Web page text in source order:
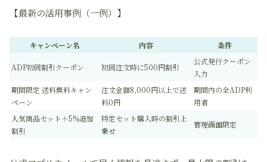
【最新の活用事例（一例）】
キャンペーン名 内容 条件
ADP初回割引クーポン 初回注文時に500円割引
公式発行クーポン
入力
期間限定 送料無料キャン
ペーン
注文金額8,000円以上で送
料0円
期間内の全ADP利
用者
人気商品セット＋5%追加
割引
特定セット購入時の割引上
乗せ
管理画面限定